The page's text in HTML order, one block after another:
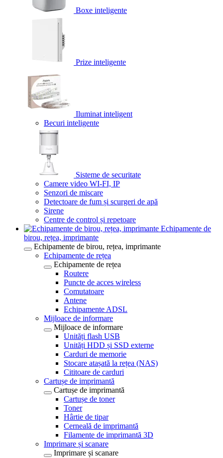
Boxe inteligente
Prize inteligente
Iluminat inteligent
Becuri inteligente
Sisteme de securitate
Camere video WI-FI, IP
Senzori de miscare
Detectoare de fum și scurgeri de apă
Sirene
Centre de control și repetoare
Echipamente de
birou, rețea, imprimante
Echipamente de birou, rețea, imprimante
Echipamente de rețea
Echipamente de rețea
Routere
Puncte de acces wireless
Comutatoare
Antene
Echipamente ADSL
Mijloace de informare
Mijloace de informare
Unități flash USB
Unități HDD și SSD externe
Carduri de memorie
Stocare atașată la rețea (NAS)
Cititoare de carduri
Cartușe de imprimantă
Cartușe de imprimantă
Cartușe de toner
Toner
Hârtie de tipar
Cerneală de imprimantă
Filamente de imprimantă 3D
Imprimare și scanare
Imprimare și scanare